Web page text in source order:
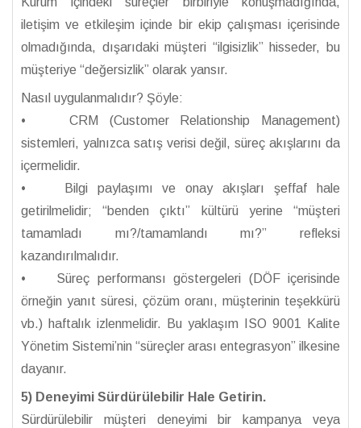
iletişim ve etkileşim içinde bir ekip çalışması içerisinde
olmadığında, dışarıdaki müşteri “ilgisizlik” hisseder, bu
müşteriye “değersizlik” olarak yansır.
Nasıl uygulanmalıdır? Şöyle:
• CRM (Customer Relationship Management)
sistemleri, yalnızca satış verisi değil, süreç akışlarını da
içermelidir.
• Bilgi paylaşımı ve onay akışları şeffaf hale
getirilmelidir; “benden çıktı” kültürü yerine “müşteri
tamamladı mı?/tamamlandı mı?” refleksi
kazandırılmalıdır.
• Süreç performansı göstergeleri (DÖF içerisinde
örneğin yanıt süresi, çözüm oranı, müşterinin teşekkürü
vb.) haftalık izlenmelidir. Bu yaklaşım ISO 9001 Kalite
Yönetim Sistemi’nin “süreçler arası entegrasyon” ilkesine
dayanır.
5) Deneyimi Sürdürülebilir Hale Getirin.
Sürdürülebilir müşteri deneyimi bir kampanya veya